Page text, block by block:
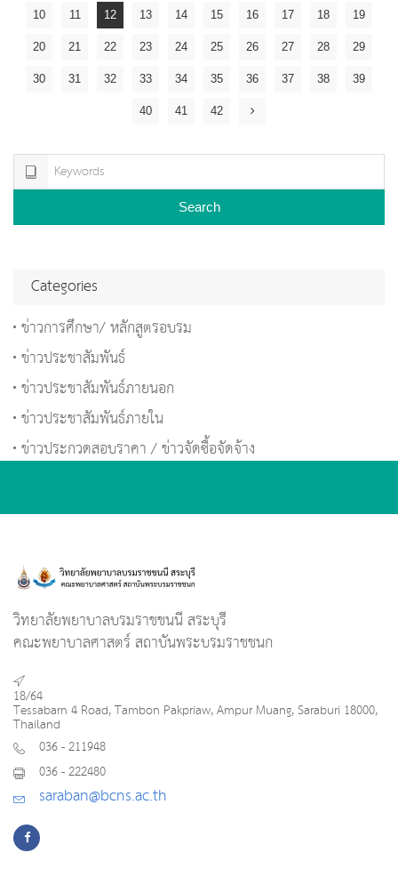
10 11 12 13 14 15 16 17 18 19
20 21 22 23 24 25 26 27 28 29
30 31 32 33 34 35 36 37 38 39
40 41 42
Search
Categories
ข่าวการศึกษา/ หลักสูตรอบรม
ข่าวประชาสัมพันธ์
ข่าวประชาสัมพันธ์ภายนอก
ข่าวประชาสัมพันธ์ภายใน
ข่าวประกวดสอบราคา / ข่าวจัดซื้อจัดจ้าง
วิทยาลัยพยาบาลบรมราชชนนี สระบุรี
คณะพยาบาลศาสตร์ สถาบันพระบรมราชชนก
18/64
Tessabarn 4 Road, Tambon Pakpriaw, Ampur Muang, Saraburi 18000,
Thailand
036 - 211948
036 - 222480
saraban@bcns.ac.th